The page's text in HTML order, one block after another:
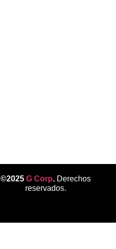
©2025G Corp. Derechos
reservados.